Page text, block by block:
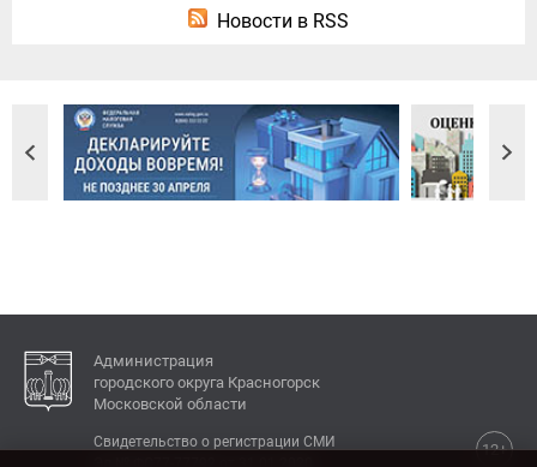
Новости в RSS
Администрация
городского округа Красногорск
Московской области
12+
Свидетельство о регистрации СМИ